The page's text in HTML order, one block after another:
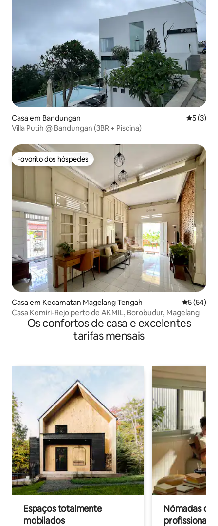
Casa em Bandungan
5 (3)
Villa Putih @ Bandungan (3BR + Piscina)
Favorito dos hóspedes
Favorito dos hóspedes
Casa em Kecamatan Magelang Tengah
5 (54)
Casa Kemiri-Rejo perto de AKMIL, Borobudur, Magelang
Os confortos de casa e excelentes
tarifas mensais
Espaços totalmente
mobilados
Nómadas
profissionais